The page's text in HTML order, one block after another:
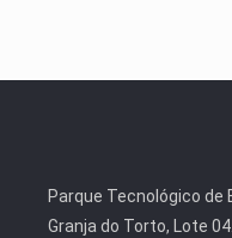
Parque Tecnológico de
Granja do Torto, Lote